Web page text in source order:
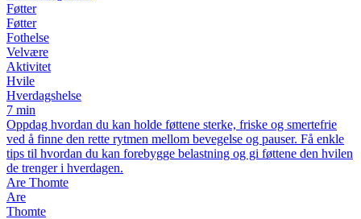
Føtter
Føtter
Fothelse
Velvære
Aktivitet
Hvile
Hverdagshelse
7 min
Oppdag hvordan du kan holde føttene sterke, friske og smertefrie
ved å finne den rette rytmen mellom bevegelse og pauser. Få enkle
tips til hvordan du kan forebygge belastning og gi føttene den hvilen
de trenger i hverdagen.
Are Thomte
Are
Thomte